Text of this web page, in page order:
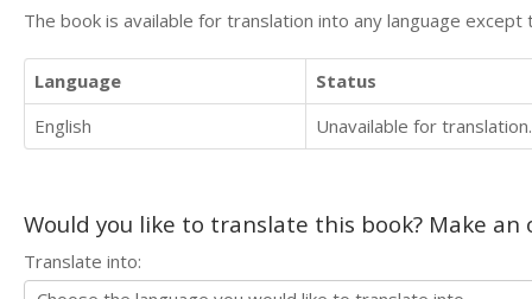
The book is available for translation into any language
Language
Status
English
Unavailable for translation.
Would you like to translate this book? Make
Translate into: